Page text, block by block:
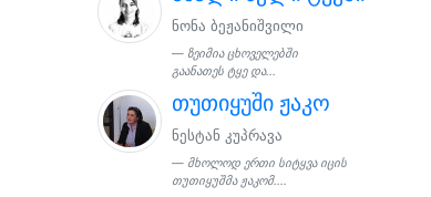
ნონა ბეჟანიშვილი
ზეიმია ცხოველებში
გაანათეს ტყე და...
თუთიყუში ჟაკო
ნესტან კუპრავა
მხოლოდ ერთი სიტყვა იცის
თუთიყუშმა ჟაკომ....